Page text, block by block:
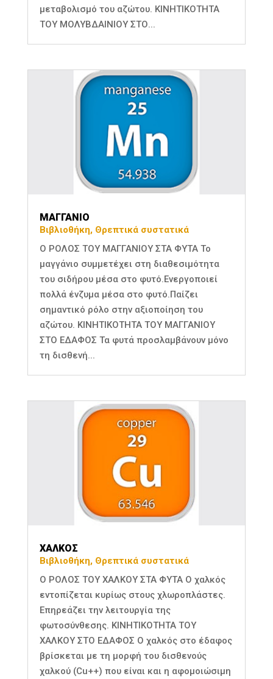
μεταβολισμό του αζώτου. ΚΙΝΗΤΙΚΟΤΗΤΑ
ΤΟΥ ΜΟΛΥΒΔΑΙΝΙΟΥ ΣΤΟ...
ΜΑΓΓΑΝΙΟ
Βιβλιοθήκη, Θρεπτικά συστατικά
Ο ΡΟΛΟΣ ΤΟΥ ΜΑΓΓΑΝΙΟΥ ΣΤΑ ΦΥΤΑ Το
μαγγάνιο συμμετέχει στη διαθεσιμότητα
του σιδήρου μέσα στο φυτό.Ενεργοποιεί
πολλά ένζυμα μέσα στο φυτό.Παίζει
σημαντικό ρόλο στην αξιοποίηση του
αζώτου. ΚΙΝΗΤΙΚΟΤΗΤΑ ΤΟΥ ΜΑΓΓΑΝΙΟΥ
ΣΤΟ ΕΔΑΦΟΣ Τα φυτά προσλαμβάνουν μόνο
τη δισθενή...
ΧΑΛΚΟΣ
Βιβλιοθήκη, Θρεπτικά συστατικά
Ο ΡΟΛΟΣ ΤΟΥ ΧΑΛΚΟΥ ΣΤΑ ΦΥΤΑ Ο χαλκός
εντοπίζεται κυρίως στους χλωροπλάστες.
Επηρεάζει την λειτουργία της
φωτοσύνθεσης. ΚΙΝΗΤΙΚΟΤΗΤΑ ΤΟΥ
ΧΑΛΚΟΥ ΣΤΟ ΕΔΑΦΟΣ Ο χαλκός στο έδαφος
βρίσκεται με τη μορφή του δισθενούς
χαλκού (Cu++) που είναι και η αφομοιώσιμη